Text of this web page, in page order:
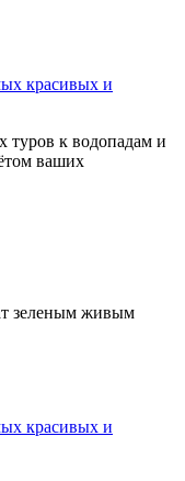
красивых и
туров к водопадам и
ваших
зеленым живым
красивых и